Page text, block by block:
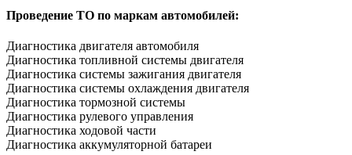
Проведение ТО по маркам автомобилей:
Диагностика двигателя автомобиля
Диагностика топливной системы двигателя
Диагностика системы зажигания двигателя
Диагностика системы охлаждения двигателя
Диагностика тормозной системы
Диагностика рулевого управления
Диагностика ходовой части
Диагностика аккумуляторной батареи